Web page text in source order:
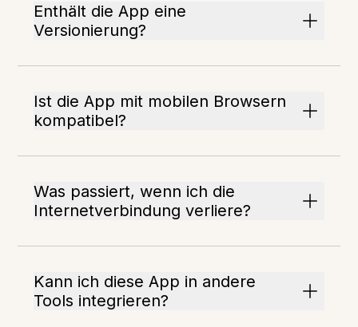
Enthält die App eine
Versionierung?
Ist die App mit mobilen Browsern
kompatibel?
Was passiert, wenn ich die
Internetverbindung verliere?
Kann ich diese App in andere
Tools integrieren?